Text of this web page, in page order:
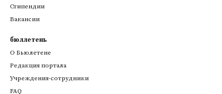
Стипендии
Вакансии
бюллетень
О Бьюлетене
Редакция портала
Учреждения-сотрудники
FAQ